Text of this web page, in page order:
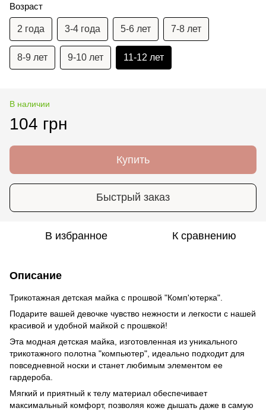
Возраст
2 года 3-4 года 5-6 лет 7-8 лет
8-9 лет 9-10 лет 11-12 лет
В наличии
104 грн
Купить
Быстрый заказ
В избранное К сравнению
Описание
Трикотажная детская майка с прошвой "Комп'ютерка".
Подарите вашей девочке чувство нежности и легкости с нашей
красивой и удобной майкой с прошвкой!
Эта модная детская майка, изготовленная из уникального
трикотажного полотна "компьютер", идеально подходит для
повседневной носки и станет любимым элементом ее
гардероба.
Мягкий и приятный к телу материал обеспечивает
максимальный комфорт, позволяя коже дышать даже в самую